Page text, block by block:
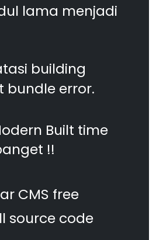
lama menjadi
building
bundle error.
Built time
!!
CMS free
source code